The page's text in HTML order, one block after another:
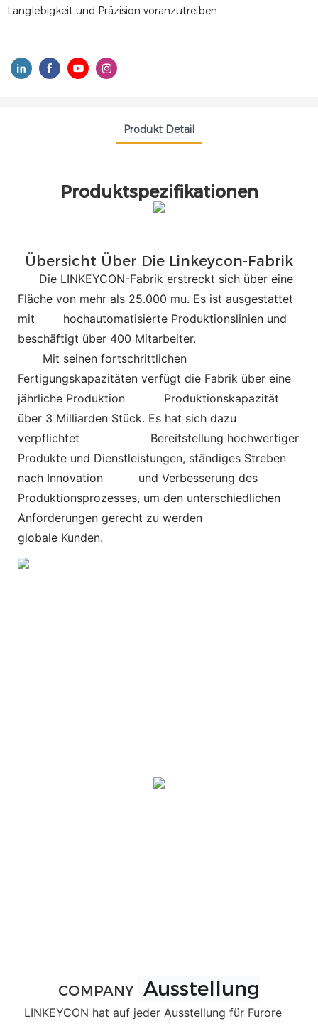
Langlebigkeit und Präzision voranzutreiben
Produkt Detail
Produktspezifikationen
Übersicht Über Die Linkeycon-Fabrik
Die LINKEYCON-Fabrik erstreckt sich über eine
Fläche von mehr als 25.000 mu. Es ist ausgestattet
mit
hochautomatisierte Produktionslinien und
beschäftigt über 400 Mitarbeiter.
Mit seinen fortschrittlichen
Fertigungskapazitäten verfügt die Fabrik über eine
jährliche Produktion
Produktionskapazität
über 3 Milliarden Stück. Es hat sich dazu
verpflichtet
Bereitstellung hochwertiger
Produkte und Dienstleistungen, ständiges Streben
nach Innovation und Verbesserung des
Produktionsprozesses, um den unterschiedlichen
Anforderungen gerecht zu werden
globale Kunden.
COMPANY Ausstellung
LINKEYCON hat auf jeder Ausstellung für Furore